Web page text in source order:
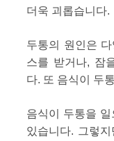
더욱 괴롭습니다.
두통의 원인은
스를 받거나, 잠
다. 또 음식이 두
음식이 두통을
있습니다. 그렇